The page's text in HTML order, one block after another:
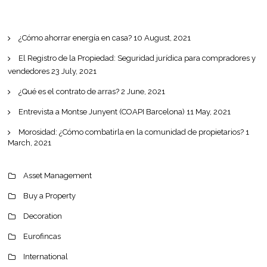
¿Cómo ahorrar energía en casa? 10 August, 2021
El Registro de la Propiedad: Seguridad jurídica para compradores y
vendedores 23 July, 2021
¿Qué es el contrato de arras? 2 June, 2021
Entrevista a Montse Junyent (COAPI Barcelona) 11 May, 2021
Morosidad: ¿Cómo combatirla en la comunidad de propietarios? 1
March, 2021
Asset Management
Buy a Property
Decoration
Eurofincas
International